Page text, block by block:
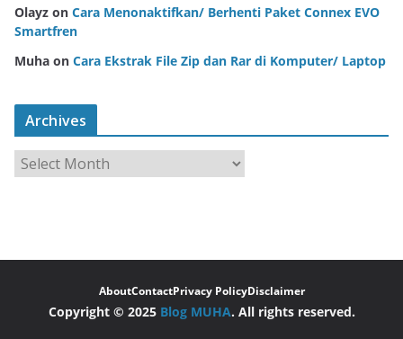
Olayz on Cara Menonaktifkan/ Berhenti Paket Connex EVO
Smartfren
Muha on Cara Ekstrak File Zip dan Rar di Komputer/ Laptop
Archives
A
r
AboutContactPrivacy PolicyDisclaimer
Copyright © 2025 Blog MUHA. All rights reserved.